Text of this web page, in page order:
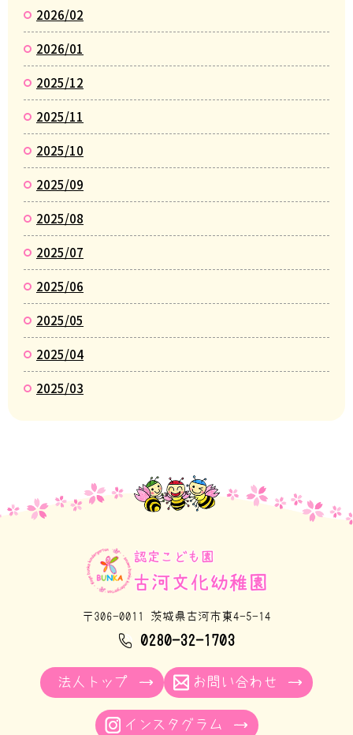
2026/02
2026/01
2025/12
2025/11
2025/10
2025/09
2025/08
2025/07
2025/06
2025/05
2025/04
2025/03
〒306-0011 茨城県古河市東4-5-14
0280-32-1703
法人トップ お問い合わせ
インスタグラム